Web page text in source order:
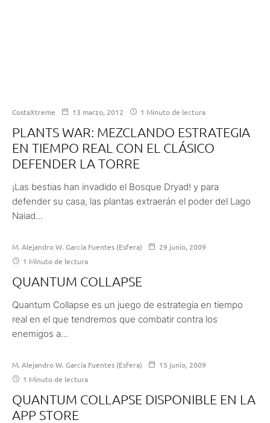
CostaXtreme 13 marzo, 2012 1 Minuto de lectura
PLANTS WAR: MEZCLANDO ESTRATEGIA
EN TIEMPO REAL CON EL CLÁSICO
DEFENDER LA TORRE
¡Las bestias han invadido el Bosque Dryad! y para
defender su casa, las plantas extraerán el poder del Lago
Naiad...
M. Alejandro W. García Fuentes (Esfera)
29 junio, 2009
1 Minuto de lectura
QUANTUM COLLAPSE
Quantum Collapse es un juego de estrategia en tiempo
real en el que tendremos que combatir contra los
enemigos a...
M. Alejandro W. García Fuentes (Esfera)
15 junio, 2009
1 Minuto de lectura
QUANTUM COLLAPSE DISPONIBLE EN LA
APP STORE